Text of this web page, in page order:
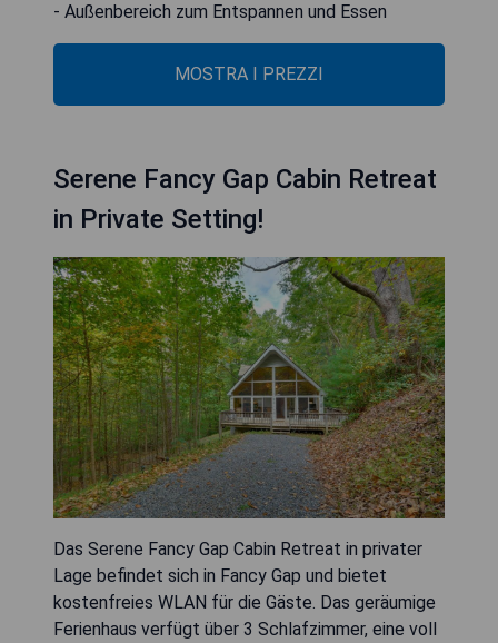
- Außenbereich zum Entspannen und Essen
MOSTRA I PREZZI
Serene Fancy Gap Cabin Retreat
in Private Setting!
Das Serene Fancy Gap Cabin Retreat in privater
Lage befindet sich in Fancy Gap und bietet
kostenfreies WLAN für die Gäste. Das geräumige
Ferienhaus verfügt über 3 Schlafzimmer, eine voll